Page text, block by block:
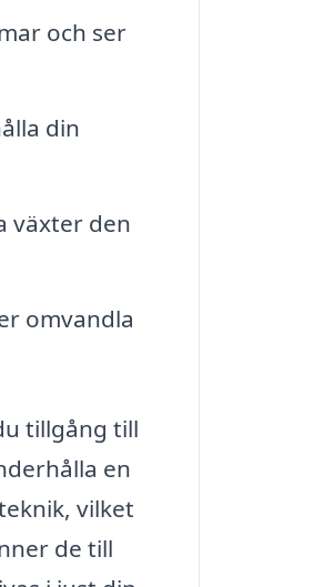
och ser
din
växter den
omvandla
tillgång till
en
vilket
de till